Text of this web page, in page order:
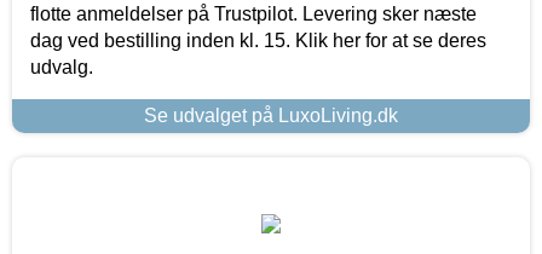
flotte anmeldelser på Trustpilot. Levering sker næste
dag ved bestilling inden kl. 15. Klik her for at se deres
udvalg.
Se udvalget på LuxoLiving.dk